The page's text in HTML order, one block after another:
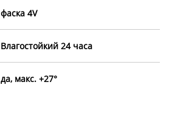
фаска 4V
Влагостойкий 24 часа
да, макс. +27°